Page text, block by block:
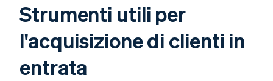
Strumenti utili per
l'acquisizione di clienti in
entrata